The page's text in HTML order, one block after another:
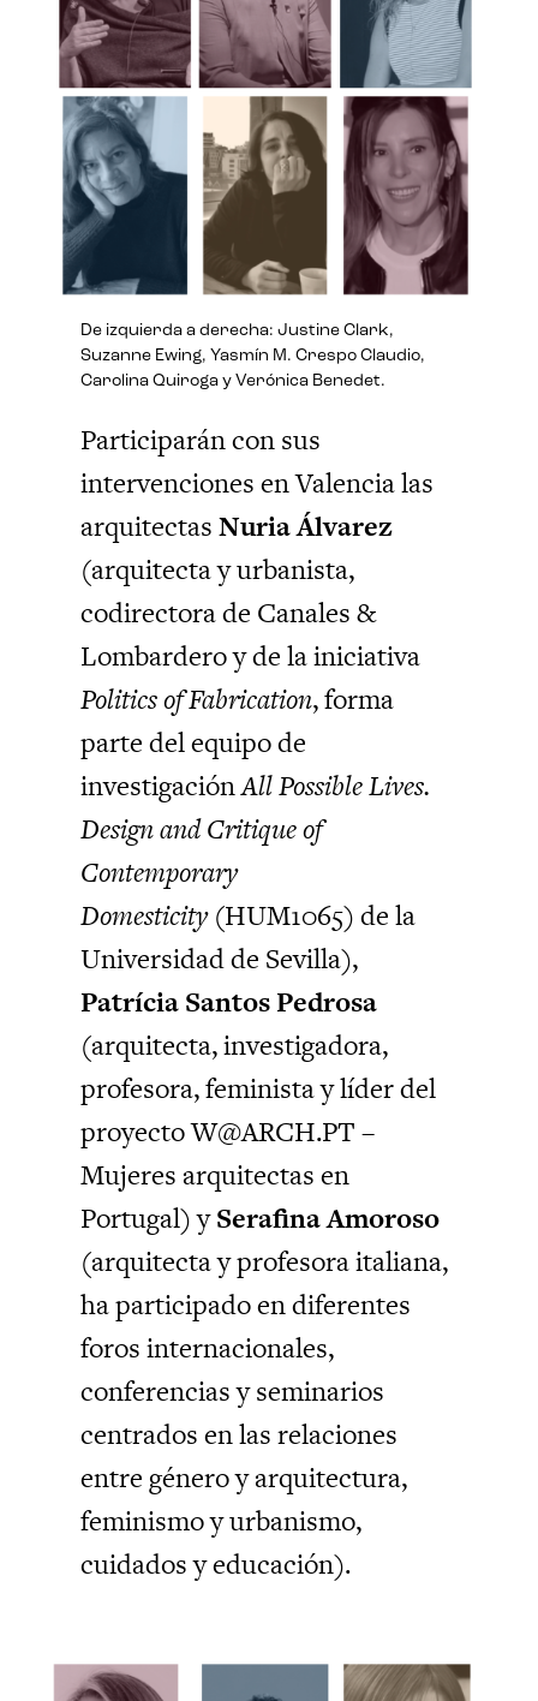
De izquierda a derecha: Justine Clark,
Suzanne Ewing, Yasmín M. Crespo Claudio,
Carolina Quiroga y Verónica Benedet.
Participarán con sus
intervenciones en Valencia las
arquitectasNuria Álvarez
(arquitecta y urbanista,
codirectora de Canales &
Lombardero y de la iniciativa
Politics of Fabrication, forma
parte del equipo de
investigaciónAll Possible Lives.
Design and Critique of
Contemporary
Domesticity(HUM1065) de la
Universidad de Sevilla),
Patrícia Santos Pedrosa
(arquitecta, investigadora,
profesora, feminista y líder del
proyecto W@ARCH.PT –
Mujeres arquitectas en
Portugal) ySerafina Amoroso
(arquitecta y profesora italiana,
ha participado en diferentes
foros internacionales,
conferencias y seminarios
centrados en las relaciones
entre género y arquitectura,
feminismo y urbanismo,
cuidados y educación).